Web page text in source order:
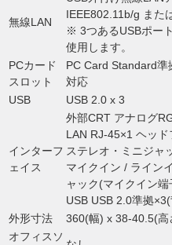
無線LAN
IEEE802.11b/g また
※ 3つあるUSBポー
使用します。
PCカード
スロット
PC Card Standard
対応
USB
USB 2.0 x 3
インターフ
ェイス
外部CRT アナログ
LAN RJ-45×1 ヘッ
ステレオ・ミニジャ
マイクイン / ライン
ャック(マイクイン端
USB USB 2.0準拠
外形寸法
360(幅) x 38-40.5(
オフィスソ